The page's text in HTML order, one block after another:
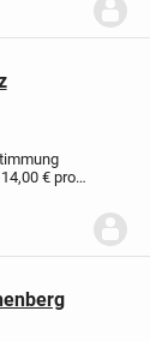
Die ältere
im...
€ pro
Pferd